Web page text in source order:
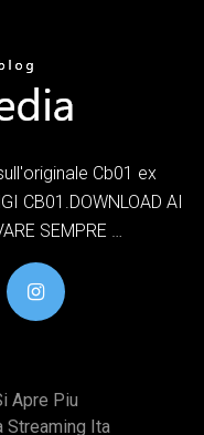
Cb01 ex
CB01.DOWNLOAD AI
SEMPRE …
Apre Piu
Streaming Ita